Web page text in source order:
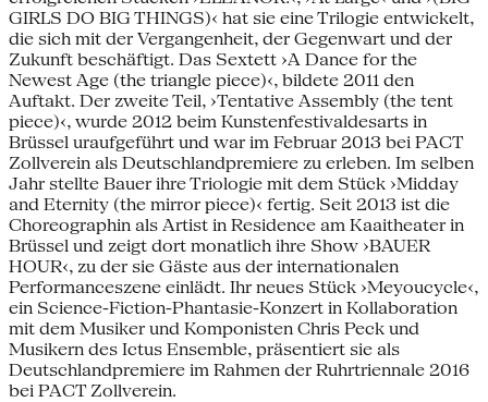
GIRLS DO BIG THINGS)‹ hat sie eine Trilogie entwickelt,
die sich mit der Vergangenheit, der Gegenwart und der
Zukunft beschäftigt. Das Sextett ›A Dance for the
Newest Age (the triangle piece)‹, bildete 2011 den
Auftakt. Der zweite Teil, ›Tentative Assembly (the tent
piece)‹, wurde 2012 beim Kunstenfestivaldesarts in
Brüssel uraufgeführt und war im Februar 2013 bei PACT
Zollverein als Deutschlandpremiere zu erleben. Im selben
Jahr stellte Bauer ihre Triologie mit dem Stück ›Midday
and Eternity (the mirror piece)‹ fertig. Seit 2013 ist die
Choreographin als Artist in Residence am Kaaitheater in
Brüssel und zeigt dort monatlich ihre Show ›BAUER
HOUR‹, zu der sie Gäste aus der internationalen
Performanceszene einlädt. Ihr neues Stück ›Meyoucycle‹,
ein Science-Fiction-Phantasie-Konzert in Kollaboration
mit dem Musiker und Komponisten Chris Peck und
Musikern des Ictus Ensemble, präsentiert sie als
Deutschlandpremiere im Rahmen der Ruhrtriennale 2016
bei PACT Zollverein.